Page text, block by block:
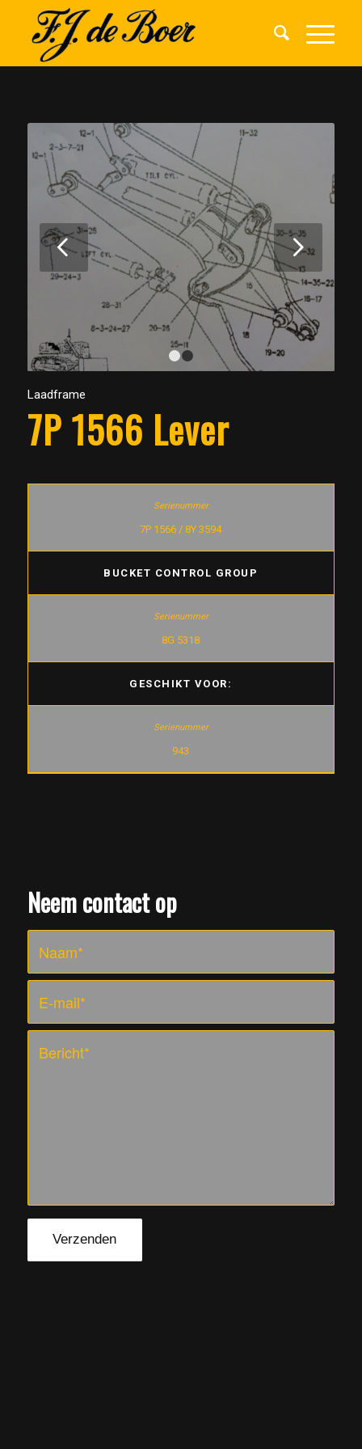
Volgende
1 2
Laadframe
7P 1566 Lever
7P 1566 / 8Y 3594
BUCKET CONTROL GROUP
8G 5318
GESCHIKT VOOR:
943
Neem contact op